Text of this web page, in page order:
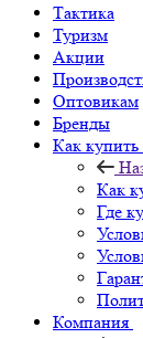
Тактика
Туризм
Акции
Оптовикам
Бренды
Как купить
Как
Где
Компания